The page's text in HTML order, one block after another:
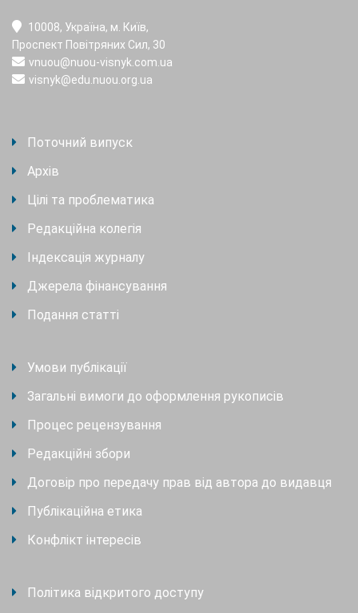
10008, Україна, м. Київ,
Проспект Повітряних Сил, 30
vnuou@nuou-visnyk.com.ua
visnyk@edu.nuou.org.ua
Поточний випуск
Архів
Цілі та проблематика
Редакційна колегія
Індексація журналу
Джерела фінансування
Подання статті
Умови публікації
Загальні вимоги до оформлення рукописів
Процес рецензування
Редакційні збори
Договір про передачу прав від автора до видавця
Публікаційна етика
Конфлікт інтересів
Політика відкритого доступу